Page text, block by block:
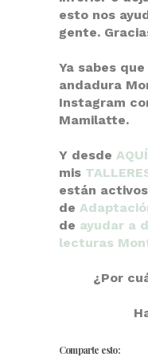
esto nos
gente.
Ya sabes
andadura
Instagram
Mamilatte.
Y desde AQUÍ
mis
están
de
de ayudar a
lecturas
¿Por
Comparte esto: